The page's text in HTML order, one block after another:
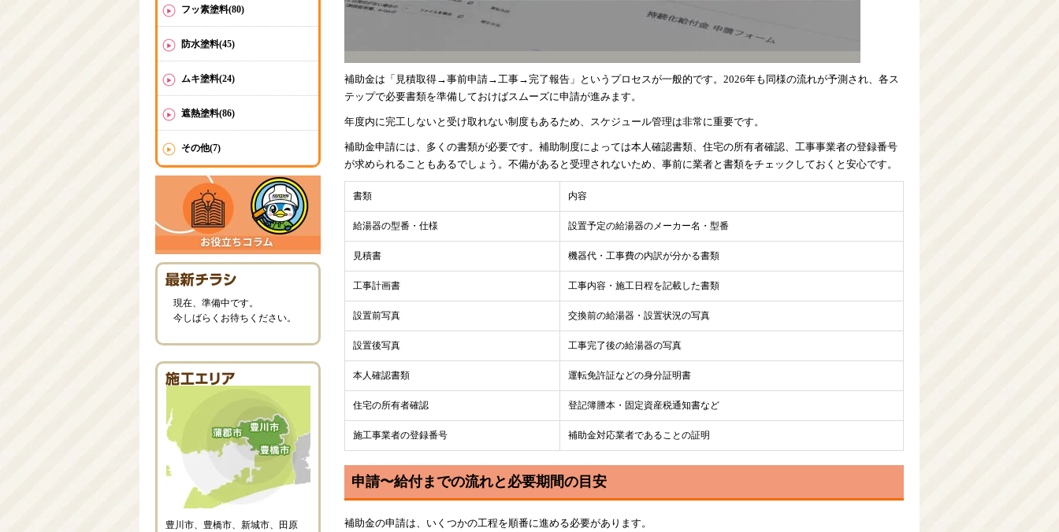
補助金は「見積取得→事前申請→工事→完了報告」というプロセスが一般的です。2026年も同様の流れが予測され、各ス
テップで必要書類を準備しておけばスムーズに申請が進みます。
年度内に完工しないと受け取れない制度もあるため、スケジュール管理は非常に重要です。
補助金申請には、多くの書類が必要です。補助制度によっては本人確認書類、住宅の所有者確認、工事事業者の登録番号
が求められることもあるでしょう。不備があると受理されないため、事前に業者と書類をチェックしておくと安心です。
書類 内容
給湯器の型番・仕様 設置予定の給湯器のメーカー名・型番
見積書 機器代・工事費の内訳が分かる書類
工事計画書 工事内容・施工日程を記載した書類
設置前写真 交換前の給湯器・設置状況の写真
設置後写真 工事完了後の給湯器の写真
本人確認書類 運転免許証などの身分証明書
住宅の所有者確認 登記簿謄本・固定資産税通知書など
施工事業者の登録番号 補助金対応業者であることの証明
申請〜給付までの流れと必要期間の目安
補助金の申請は、いくつかの工程を順番に進める必要があります。
フッ素塗料(80)
防水塗料(45)
ムキ塗料(24)
遮熱塗料(86)
その他(7)
現在、準備中です。
今しばらくお待ちください。
豊川市、豊橋市、新城市、田原